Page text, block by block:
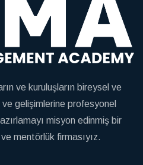
ve kuruluşların bireysel ve
gelişimlerine profesyonel
misyon edinmiş bir
mentörlük firmasıyız.